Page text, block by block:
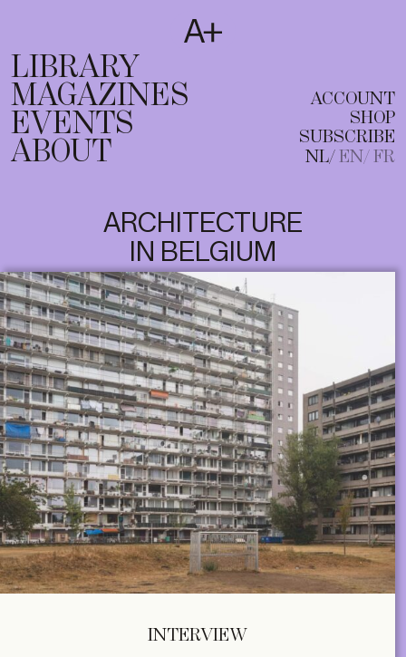
T
EN FR
LIBRARY
MAGAZINES
EVENTS
ABOUT
ACCOUNT
SHOP
SUBSCRIBE
NL EN FR
ARCHITECTURE
IN BELGIUM
INTERVIEW